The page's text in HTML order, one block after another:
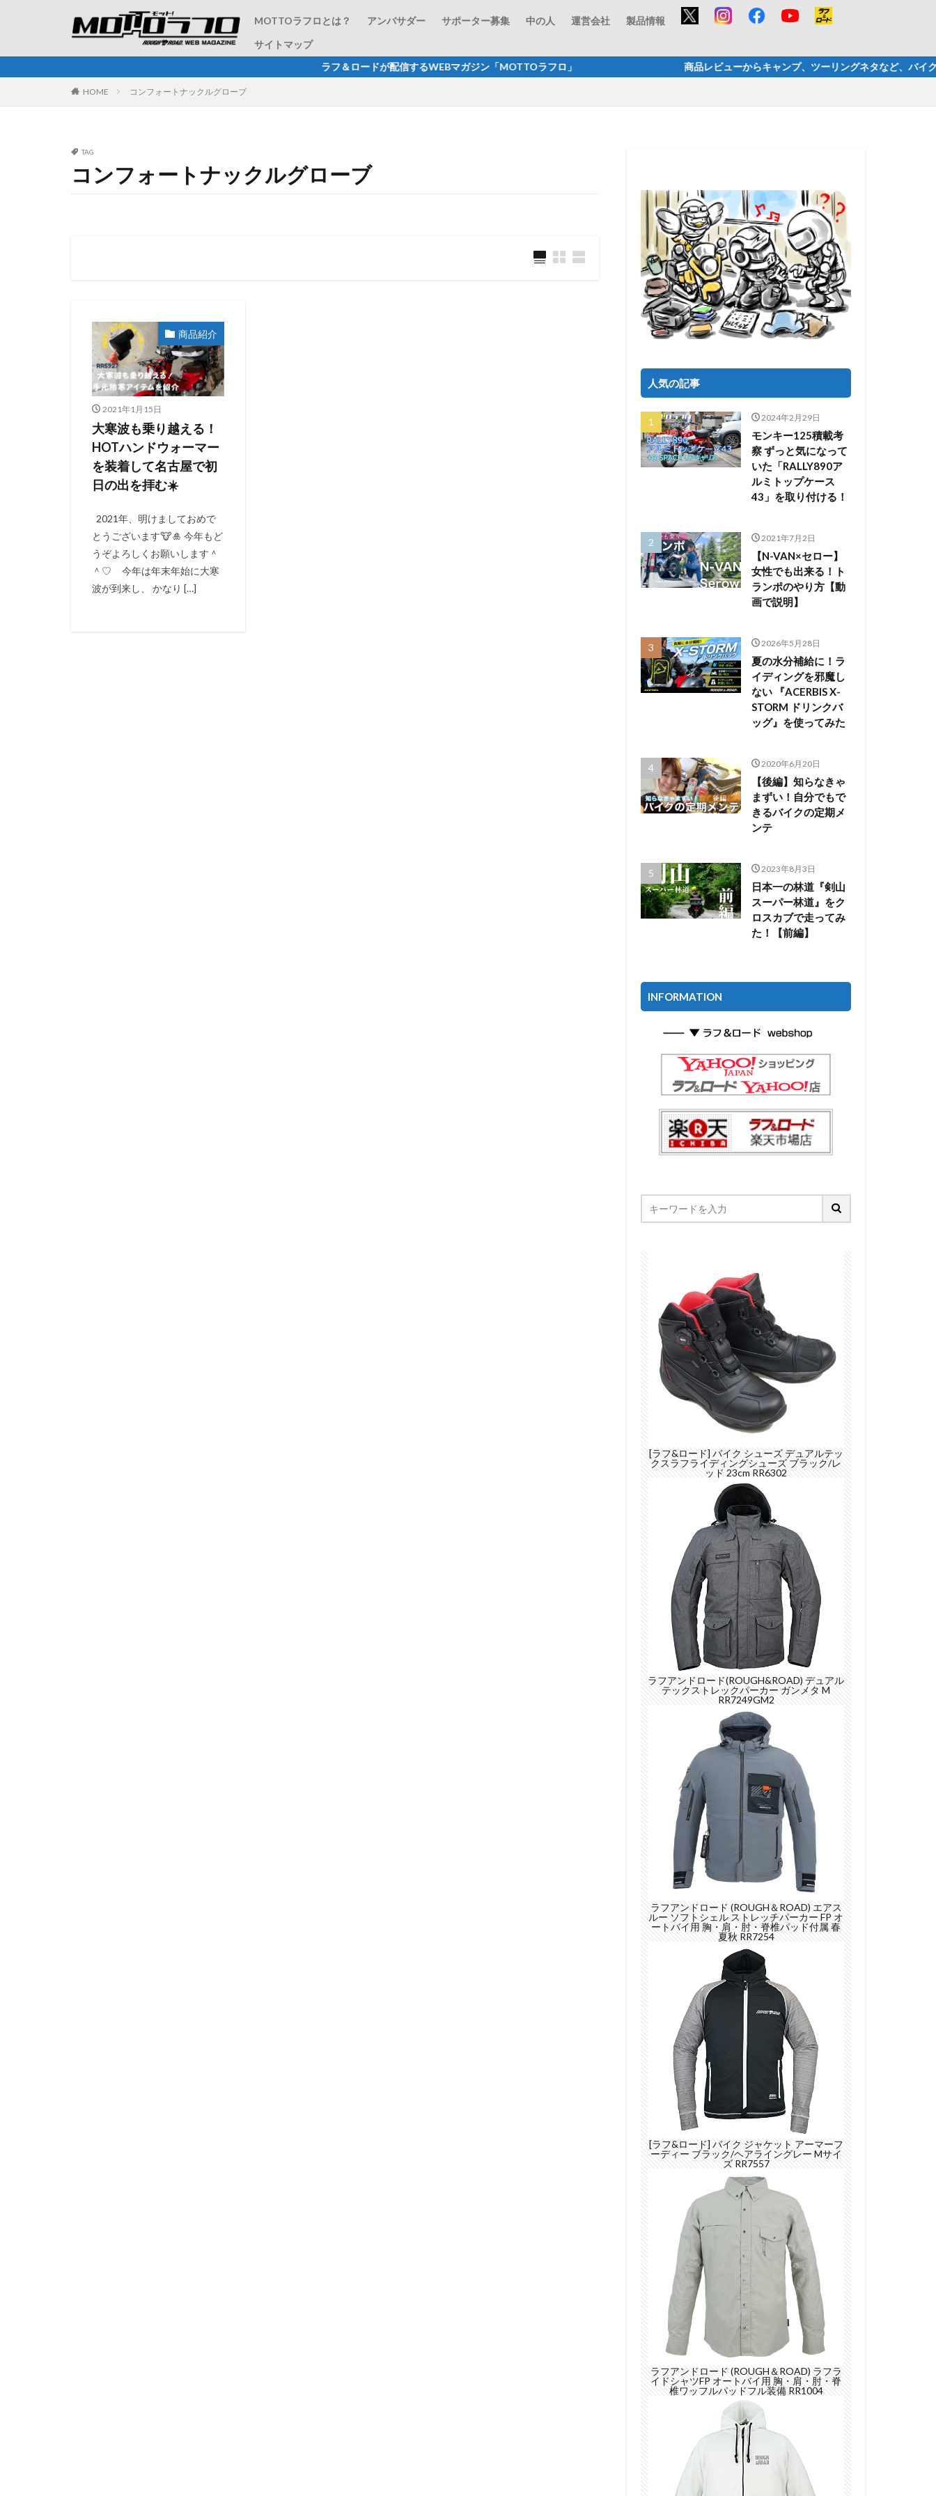
MOTTOラフロとは？ アンバサダー サポーター募集 中の人 運営会社
製品情報
サイトマップ
ラフ＆ロードが配信するWEBマガジン「MOTTOラフロ」 商品レビューからキャンプ、ツーリングネタなど、バイクで楽しむ様々な事を
HOME コンフォートナックルグローブ
TAG
コンフォートナックルグローブ
商品紹介
2021年1月15日
大寒波も乗り越える！
HOTハンドウォーマー
を装着して名古屋で初
日の出を拝む☀️
2021年、明けましておめで
とうございます🐮🎍 今年もど
うぞよろしくお願いします＾
＾♡ 今年は年末年始に大寒
波が到来し、 かなり […]
人気の記事
2024年2月29日
モンキー125積載考
察 ずっと気になって
いた「RALLY890ア
ルミトップケース
43」を取り付ける！
2021年7月2日
【N-VAN×セロー】
女性でも出来る！ト
ランポのやり方【動
画で説明】
2026年5月28日
夏の水分補給に！ラ
イディングを邪魔し
ない 『ACERBIS X-
STORM ドリンクバ
ッグ』を使ってみた
2020年6月20日
【後編】知らなきゃ
まずい！自分でもで
きるバイクの定期メ
ンテ
2023年8月3日
日本一の林道『剣山
スーパー林道』をク
ロスカブで走ってみ
た！【前編】
INFORMATION
[ラフ&ロード] バイク シューズ デュアルテッ
クスラフライディングシューズ ブラック/レ
ッド 23cm RR6302
ラフアンドロード(ROUGH&ROAD) デュアル
テックストレックパーカー ガンメタ M
RR7249GM2
ラフアンドロード (ROUGH＆ROAD) エアス
ルー ソフトシェル ストレッチパーカー FP オ
ートバイ用 胸・肩・肘・脊椎パッド付属 春
夏秋 RR7254
[ラフ&ロード] バイク ジャケット アーマーフ
ーディー ブラック/ヘアライングレー Mサイ
ズ RR7557
ラフアンドロード (ROUGH＆ROAD) ラフラ
イドシャツFP オートバイ用 胸・肩・肘・脊
椎ワッフルパッドフル装備 RR1004